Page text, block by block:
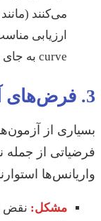
curve به جای دقت کلی).
3. فرض‌های آماری (Assumptions)
فرضیاتی از جمله
واریانس‌ها
مشکل: نقض